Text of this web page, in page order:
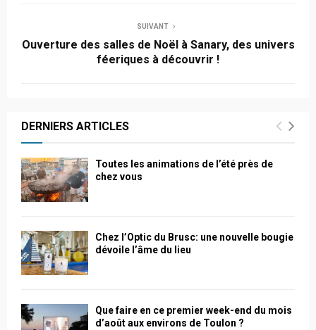
SUIVANT
Ouverture des salles de Noël à Sanary, des univers
féeriques à découvrir !
DERNIERS ARTICLES
Toutes les animations de l’été près de
chez vous
Chez l’Optic du Brusc: une nouvelle bougie
dévoile l’âme du lieu
Que faire en ce premier week-end du mois
d’août aux environs de Toulon ?